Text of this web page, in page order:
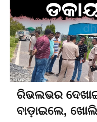
ରିଭଲଭର
ବାଡ଼ାଇଲେ,